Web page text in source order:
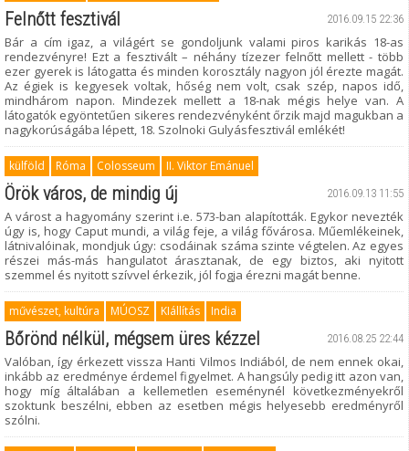
2016.09.15 22:36
Felnőtt fesztivál
Bár a cím igaz, a világért se gondoljunk valami piros karikás 18-as
rendezvényre! Ezt a fesztivált – néhány tízezer felnőtt mellett - több
ezer gyerek is látogatta és minden korosztály nagyon jól érezte magát.
Az égiek is kegyesek voltak, hőség nem volt, csak szép, napos idő,
mindhárom napon. Mindezek mellett a 18-nak mégis helye van. A
látogatók egyöntetűen sikeres rendezvényként őrzik majd magukban a
nagykorúságába lépett, 18. Szolnoki Gulyásfesztivál emlékét!
külföld Róma Colosseum II. Viktor Emánuel
2016.09.13 11:55
Örök város, de mindig új
A várost a hagyomány szerint i.e. 573-ban alapították. Egykor nevezték
úgy is, hogy Caput mundi, a világ feje, a világ fővárosa. Műemlékeinek,
látnivalóinak, mondjuk úgy: csodáinak száma szinte végtelen. Az egyes
részei más-más hangulatot árasztanak, de egy biztos, aki nyitott
szemmel és nyitott szívvel érkezik, jól fogja érezni magát benne.
művészet, kultúra MÚOSZ KIállítás India
2016.08.25 22:44
Bőrönd nélkül, mégsem üres kézzel
Valóban, így érkezett vissza Hanti Vilmos Indiából, de nem ennek okai,
inkább az eredménye érdemel figyelmet. A hangsúly pedig itt azon van,
hogy míg általában a kellemetlen eseménynél következményekről
szoktunk beszélni, ebben az esetben mégis helyesebb eredményről
szólni.